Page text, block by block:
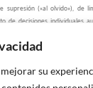
su
supresión («al olvido»), de
de decisiones individuales
–91 527 96 95–